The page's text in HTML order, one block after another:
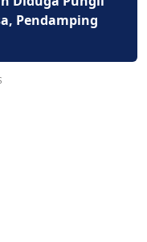
Pendamping